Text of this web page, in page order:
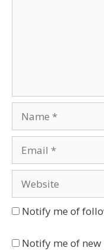
Notify me of
Notify me of